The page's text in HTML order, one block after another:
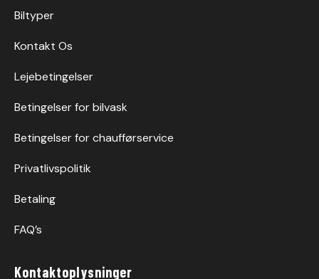
Biltyper
Kontakt Os
Lejebetingelser
Betingelser for bilvask
Betingelser for chaufførservice
Privatlivspolitik
Betaling
FAQ’s
Kontaktoplysninger